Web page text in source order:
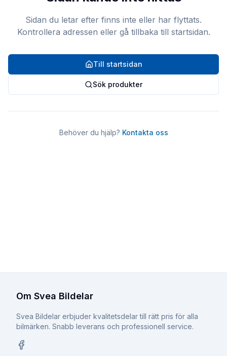
Sidan du letar efter finns inte eller har flyttats.
Kontrollera adressen eller gå tillbaka till startsidan.
Till startsidan
Sök produkter
Behöver du hjälp? Kontakta oss
Om Svea Bildelar
Svea Bildelar erbjuder kvalitetsdelar till rätt pris för alla
bilmärken. Snabb leverans och professionell service.